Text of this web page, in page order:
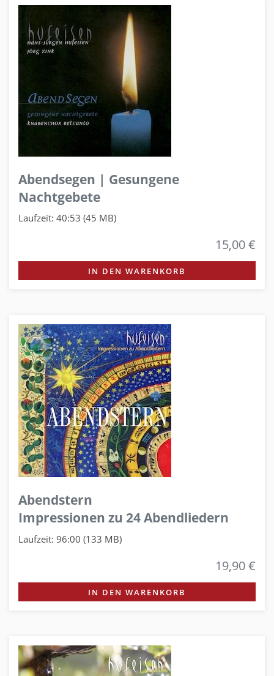
Abendsegen | Gesungene
Nachtgebete
Laufzeit: 40:53 (45 MB)
15,00 €
IN DEN WARENKORB
Abendstern
Impressionen zu 24 Abendliedern
Laufzeit: 96:00 (133 MB)
19,90 €
IN DEN WARENKORB